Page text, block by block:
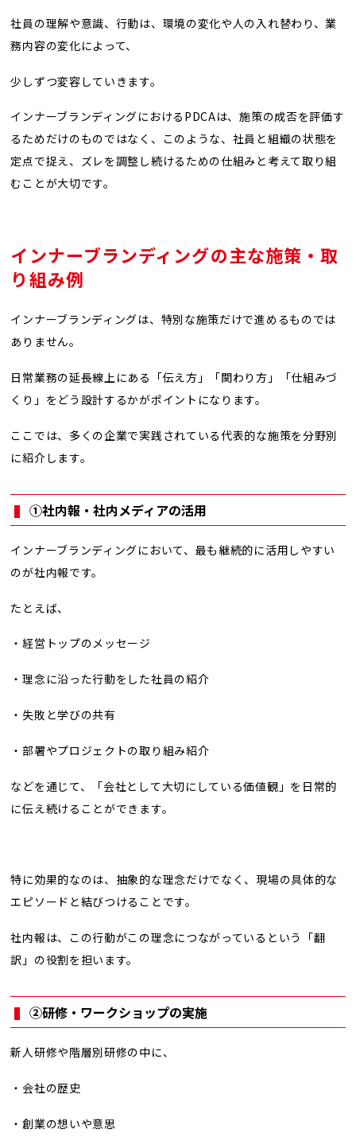
社員の理解や意識、行動は、環境の変化や人の入れ替わり、業
務内容の変化によって、
少しずつ変容していきます。
インナーブランディングにおけるPDCAは、施策の成否を評価す
るためだけのものではなく、このような、社員と組織の状態を
定点で捉え、ズレを調整し続けるための仕組みと考えて取り組
むことが大切です。
インナーブランディングの主な施策・取
り組み例
インナーブランディングは、特別な施策だけで進めるものでは
ありません。
日常業務の延長線上にある「伝え方」「関わり方」「仕組みづ
くり」をどう設計するかがポイントになります。
ここでは、多くの企業で実践されている代表的な施策を分野別
に紹介します。
①社内報・社内メディアの活用
インナーブランディングにおいて、最も継続的に活用しやすい
のが社内報です。
たとえば、
・経営トップのメッセージ
・理念に沿った行動をした社員の紹介
・失敗と学びの共有
・部署やプロジェクトの取り組み紹介
などを通じて、「会社として大切にしている価値観」を日常的
に伝え続けることができます。
特に効果的なのは、抽象的な理念だけでなく、現場の具体的な
エピソードと結びつけることです。
社内報は、この行動がこの理念につながっているという「翻
訳」の役割を担います。
②研修・ワークショップの実施
新人研修や階層別研修の中に、
・会社の歴史
・創業の想いや意思